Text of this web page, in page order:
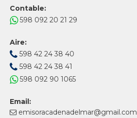
Contable:
598 092 20 21 29
Aire:
598 42 24 38 40
598 42 24 38 41
598 092 90 1065
Email:
emisoracadenadelmar@gmail.com